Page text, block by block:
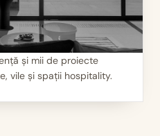
și mii de proiecte
vile și spații hospitality.